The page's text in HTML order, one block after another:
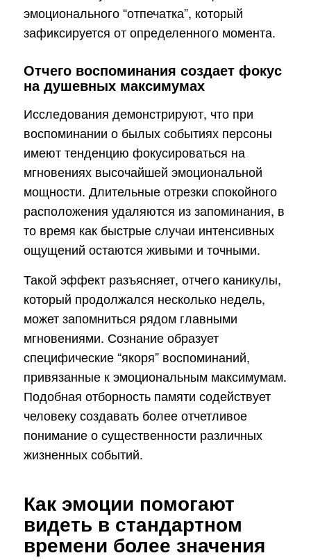
эмоционального “отпечатка”, который
зафиксируется от определенного момента.
Отчего воспоминания создает фокус
на душевных максимумах
Исследования демонстрируют, что при
воспоминании о былых событиях персоны
имеют тенденцию фокусироваться на
мгновениях высочайшей эмоциональной
мощности. Длительные отрезки спокойного
расположения удаляются из запоминания, в
то время как быстрые случаи интенсивных
ощущений остаются живыми и точными.
Такой эффект разъясняет, отчего каникулы,
который продолжался несколько недель,
может запомниться рядом главными
мгновениями. Сознание образует
специфические “якоря” воспоминаний,
привязанные к эмоциональным максимумам.
Подобная отборность памяти содействует
человеку создавать более отчетливое
понимание о существенности различных
жизненных событий.
Как эмоции помогают
видеть в стандартном
времени более значения